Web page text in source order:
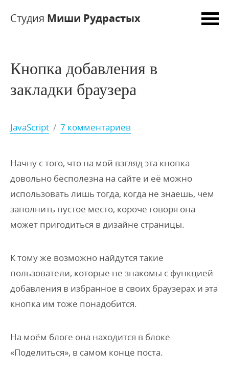
Студия Миши Рудрастых
Кнопка добавления в
закладки браузера
JavaScript / 7 комментариев
Начну с того, что на мой взгляд эта кнопка
довольно бесполезна на сайте и её можно
использовать лишь тогда, когда не знаешь, чем
заполнить пустое место, короче говоря она
может пригодиться в дизайне страницы.
К тому же возможно найдутся такие
пользователи, которые не знакомы с функцией
добавления в избранное в своих браузерах и эта
кнопка им тоже понадобится.
На моём блоге она находится в блоке
«Поделиться», в самом конце поста.